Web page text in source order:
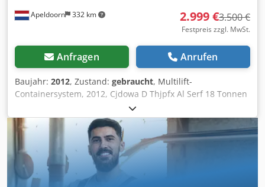
Apeldoorn 332 km 2.999 €3.500 €
Festpreis zzgl. MwSt.
Anfragen Anrufen
Baujahr: 2012, Zustand: gebraucht, Multilift-
Containersystem, 2012, Cjdowa D Thjpfx Al Serf 18 Tonnen
= Weitere Informationen = Baujahr: Jan. 2011 =
Firmeninformationen = Bankdaten: Rabobank-Konto:
39.33.10.655 IBAN: NL73RABO0393310655 Schneller Code:
RABONL2U - Überprüfen Sie immer unsere Bankdaten vor
der Transaktion! - Eine Reservierung von Fahrzeugen ist
ohne Kaution nicht möglich. - Schreib- und Textfehler sind
allen angebotenen Fahrzeugen vorbehalten.